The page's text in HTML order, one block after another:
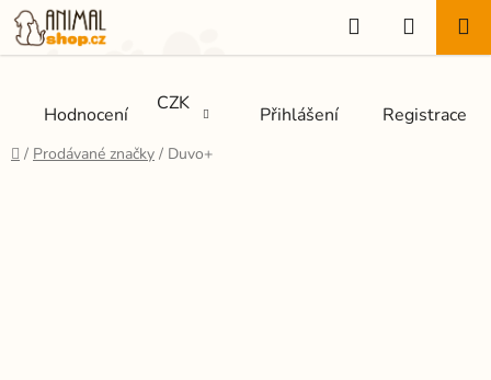
Přejít
na
obsah
Hodnocení CZK Přihlášení Registrace
Hledat
KOŠÍK
Domů
/ Prodávané značky / Duvo+